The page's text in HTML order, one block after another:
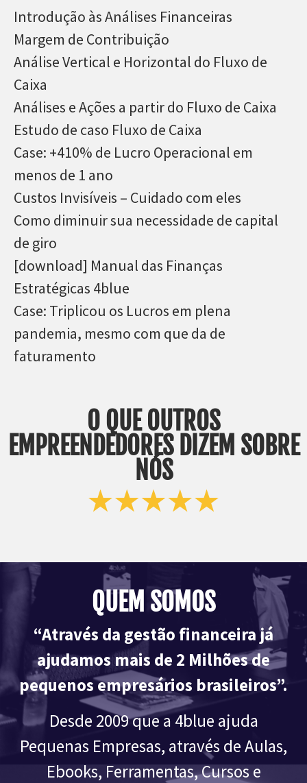
Introdução às Análises Financeiras
Margem de Contribuição
Análise Vertical e Horizontal do Fluxo de
Caixa
Análises e Ações a partir do Fluxo de Caixa
Estudo de caso Fluxo de Caixa
Case: +410% de Lucro Operacional em
menos de 1 ano
Custos Invisíveis – Cuidado com eles
Como diminuir sua necessidade de capital
de giro
[download] Manual das Finanças
Estratégicas 4blue
Case: Triplicou os Lucros em plena
pandemia, mesmo com que da de
faturamento
O QUE OUTROS
EMPREENDEDORES DIZEM SOBRE
NÓS
QUEM SOMOS
“Através da gestão financeira já
ajudamos mais de 2 Milhões de
pequenos empresários brasileiros”.
Desde 2009 que a 4blue ajuda
Pequenas Empresas, através de Aulas,
Ebooks, Ferramentas, Cursos e